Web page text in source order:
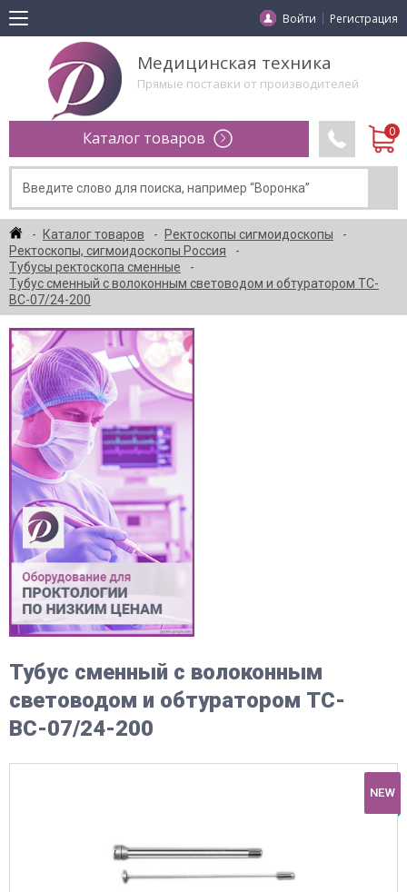
Войти Регистрация
Медицинская техника
Прямые поставки от производителей
Каталог товаров
Каталог товаров
Ректоскопы сигмоидоскопы
Ректоскопы, сигмоидоскопы Россия
Тубусы ректоскопа сменные
Тубус сменный с волоконным световодом и обтуратором ТС-
ВС-07/24-200
Тубус сменный с волоконным
световодом и обтуратором ТС-
ВС-07/24-200
NEW